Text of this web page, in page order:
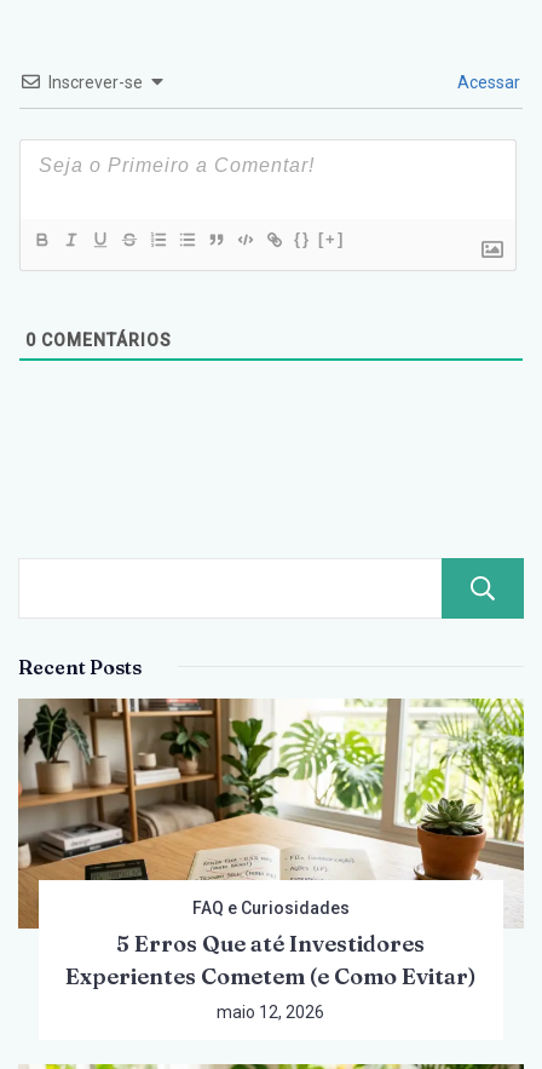
Inscrever-se Acessar
{} [+]
0 COMENTÁRIOS
Recent Posts
FAQ e Curiosidades
5 Erros Que até Investidores
Experientes Cometem (e Como Evitar)
maio 12, 2026